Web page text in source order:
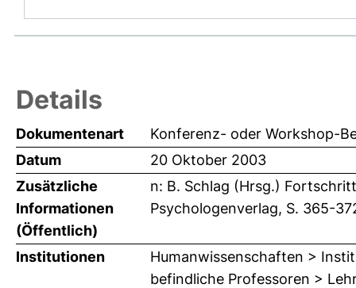
Details
Dokumentenart
Konferenz- oder Workshop-
Datum
20 Oktober 2003
Zusätzliche
Informationen
(Öffentlich)
n: B. Schlag (Hrsg.)
Psychologenverlag, S. 365-
Institutionen
Humanwissenschaften >
befindliche Professoren >